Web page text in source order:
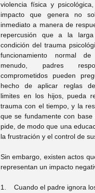
violencia física y
impacto que genera no
inmediato a manera de
repercusión que a la
condición del trauma
funcionamiento normal
menudo, padres
comprometidos pueden
hecho de aplicar reglas
limites en los hijos, pueda
trauma con el tiempo, y la
que se fundamente con
pide, de modo que una
la frustración y el control de
Sin embargo, existen actos
representan un impacto
1.    Cuando el padre ignora